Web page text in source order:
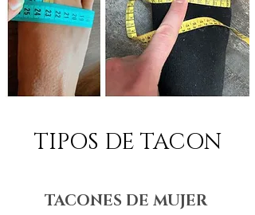
TIPOS DE TACON
TACONES DE MUJER